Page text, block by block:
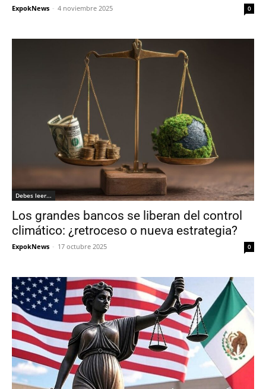
ExpokNews - 4 noviembre 2025 0
Debes leer...
Los grandes bancos se liberan del control
climático: ¿retroceso o nueva estrategia?
ExpokNews - 17 octubre 2025 0